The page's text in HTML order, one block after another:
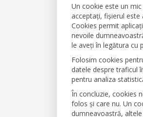
Un cookie este un
acceptați, fișierul este
Cookies permit
nevoile
le aveți în legătura cu
Folosim cookies
datele despre traficul
pentru analiza
În concluzie, cookies
folos și care nu. Un
dumneavoastră,